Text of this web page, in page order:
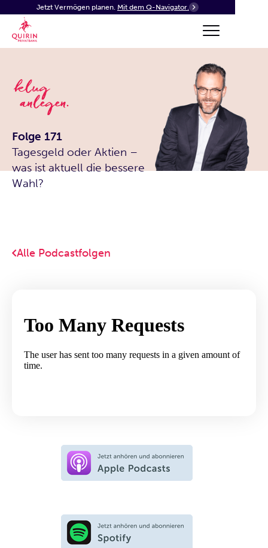
Jetzt Vermögen planen. Mit dem Q-Navigator.
Folge 171
Tagesgeld oder Aktien –
was ist aktuell die bessere
Wahl?
Alle Podcastfolgen